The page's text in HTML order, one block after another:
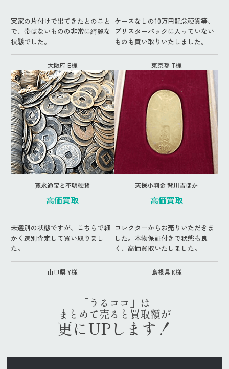
実家の片付けで出てきたとのこと
で、帯はないものの非常に綺麗な
状態でした。
大阪府 E様
ケースなしの10万円記念硬貨等、
プリスターパックに入っていない
ものも買い取りいたしました。
東京都 T様
寛永通宝と不明硬貨
高価買取
未選別の状態ですが、こちらで細
かく選別査定して買い取りまし
た。
山口県 Y様
天保小判金 背川吉ほか
高価買取
コレクターからお売りいただきま
した。本物保証付きで状態も良
く、高価買取いたしました。
島根県 K様
「うるココ」は
まとめて売ると買取額が
更にUPします！